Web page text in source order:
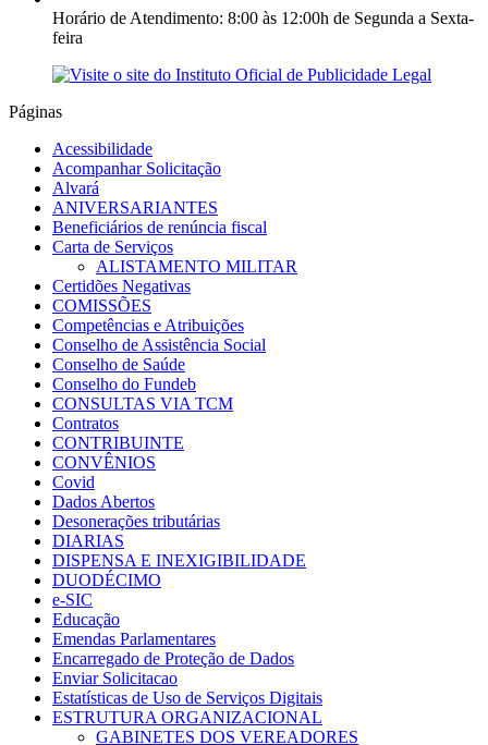
Horário de Atendimento: 8:00 às 12:00h de Segunda a Sexta-
feira
Páginas
Acessibilidade
Acompanhar Solicitação
Alvará
ANIVERSARIANTES
Beneficiários de renúncia fiscal
Carta de Serviços
ALISTAMENTO MILITAR
Certidões Negativas
COMISSÕES
Competências e Atribuições
Conselho de Assistência Social
Conselho de Saúde
Conselho do Fundeb
CONSULTAS VIA TCM
Contratos
CONTRIBUINTE
CONVÊNIOS
Covid
Dados Abertos
Desonerações tributárias
DIARIAS
DISPENSA E INEXIGIBILIDADE
DUODÉCIMO
e-SIC
Educação
Emendas Parlamentares
Encarregado de Proteção de Dados
Enviar Solicitacao
Estatísticas de Uso de Serviços Digitais
ESTRUTURA ORGANIZACIONAL
GABINETES DOS VEREADORES